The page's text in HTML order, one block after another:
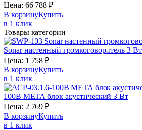
Цена: 66 788 ₽
В корзинуКупить
в 1 клик
Товары категории
Sonarнастенный громкоговоритель 3 Вт
Цена: 1 758 ₽
В корзинуКупить
в 1 клик
100В МЕТА блок акустический 3 Вт
Цена: 2 769 ₽
В корзинуКупить
в 1 клик